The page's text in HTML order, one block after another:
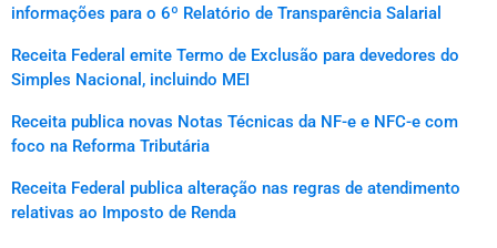
informações para o 6º Relatório de Transparência Salarial
Receita Federal emite Termo de Exclusão para devedores do
Simples Nacional, incluindo MEI
Receita publica novas Notas Técnicas da NF-e e NFC-e com
foco na Reforma Tributária
Receita Federal publica alteração nas regras de atendimento
relativas ao Imposto de Renda